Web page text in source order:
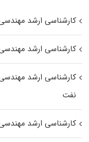
کارشناسی ارشد
کارشناسی ارشد
کارشناسی ارشد
نفت
کارشناسی ارشد